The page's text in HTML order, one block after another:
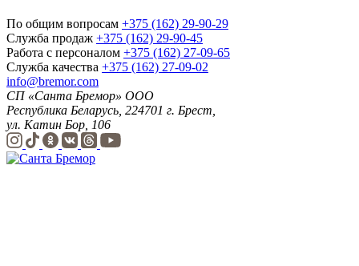
По общим вопросам +375 (162) 29-90-29
Служба продаж +375 (162) 29-90-45
Работа с персоналом +375 (162) 27-09-65
Служба качества +375 (162) 27-09-02
info@bremor.com
СП «Санта Бремор» ООО
Республика Беларусь, 224701 г. Брест,
ул. Катин Бор, 106